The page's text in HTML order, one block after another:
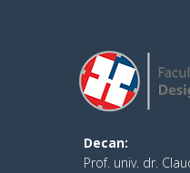
Decan:
Prof. univ. dr.